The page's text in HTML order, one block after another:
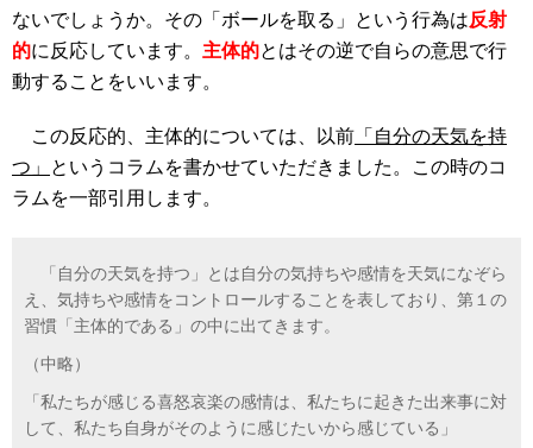
ないでしょうか。その「ボールを取る」という行為は反射
的に反応しています。 主体的とはその逆で自らの意思で行
動することをいいます。
この反応的、主体的については、以前 「自分の天気を持
つ」
というコラムを書かせていただきました。この時のコ
ラムを一部引用します。
「自分の天気を持つ」とは自分の気持ちや感情を天気になぞら
え、気持ちや感情をコントロールすることを表しており、第１の
習慣「主体的である」の中に出てきます。
（中略）
「私たちが感じる喜怒哀楽の感情は、私たちに起きた出来事に対
して、私たち自身がそのように感じたいから感じている」